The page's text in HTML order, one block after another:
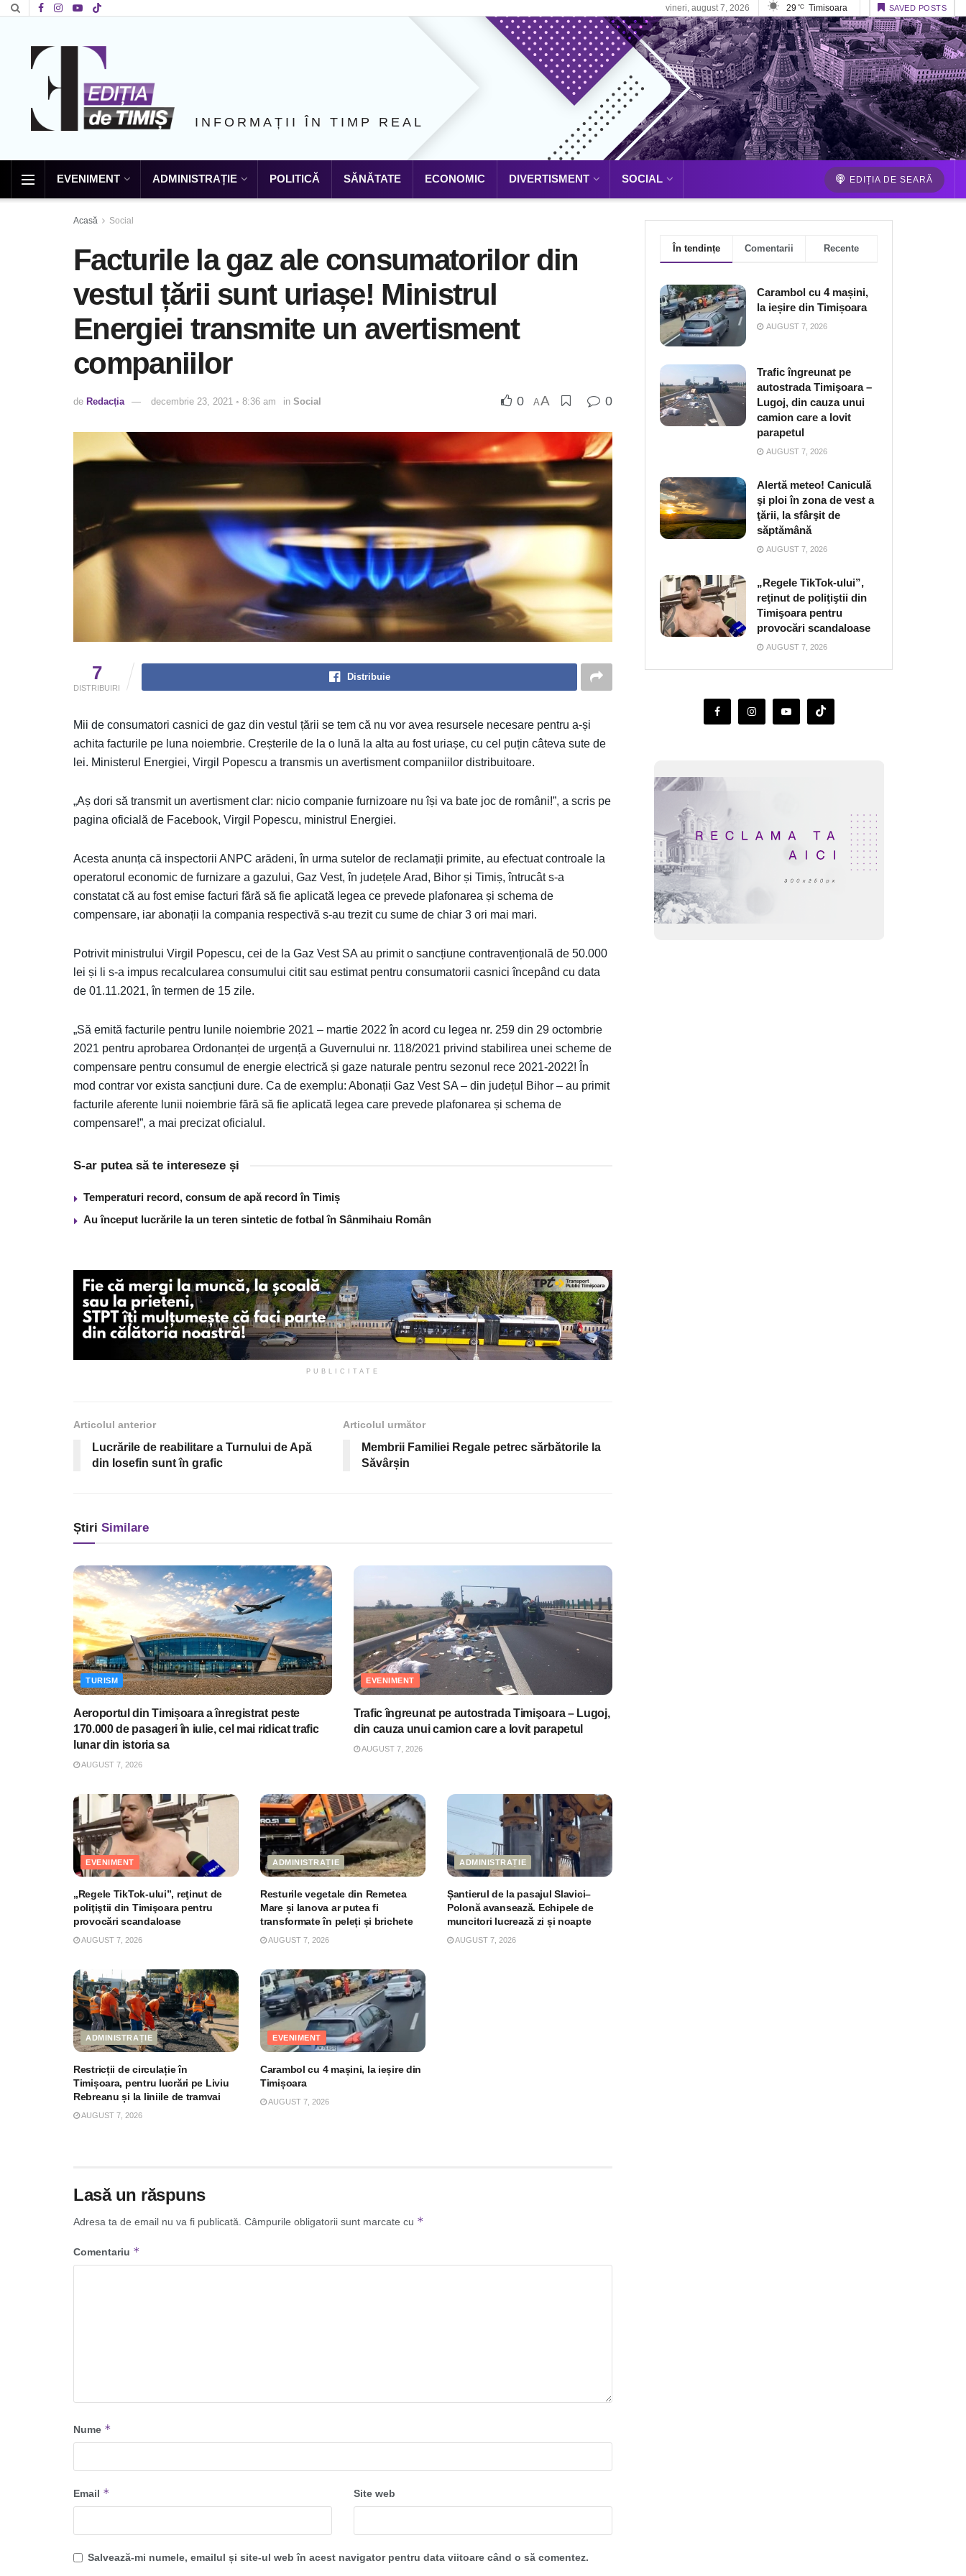
vineri, august 7, 2026 29 °C Timisoara SAVED POSTS
INFORMAȚII ÎN TIMP REAL
EVENIMENT ADMINISTRAȚIE POLITICĂ SĂNĂTATE ECONOMIC DIVERTISMENT SOCIAL EDIȚIA DE SEARĂ
Acasă Social
Facturile la gaz ale consumatorilor din
vestul țării sunt uriașe! Ministrul
Energiei transmite un avertisment
companiilor
de Redacția decembrie 23, 2021 ◦ 8:36 am in Social 0 AA 0
7
DISTRIBUIRI
Distribuie
Mii de consumatori casnici de gaz din vestul țării se tem că nu vor avea resursele necesare pentru a-și
achita facturile pe luna noiembrie. Creșterile de la o lună la alta au fost uriașe, cu cel puțin câteva sute de
lei. Ministerul Energiei, Virgil Popescu a transmis un avertisment companiilor distribuitoare.
„Aș dori să transmit un avertisment clar: nicio companie furnizoare nu își va bate joc de români!”, a scris pe
pagina oficială de Facebook, Virgil Popescu, ministrul Energiei.
Acesta anunța că inspectorii ANPC arădeni, în urma sutelor de reclamații primite, au efectuat controale la
operatorul economic de furnizare a gazului, Gaz Vest, în județele Arad, Bihor și Timiș, întrucât s-a
constatat că au fost emise facturi fără să fie aplicată legea ce prevede plafonarea și schema de
compensare, iar abonații la compania respectivă s-au trezit cu sume de chiar 3 ori mai mari.
Potrivit ministrului Virgil Popescu, cei de la Gaz Vest SA au primit o sancțiune contravențională de 50.000
lei și li s-a impus recalcularea consumului citit sau estimat pentru consumatorii casnici începând cu data
de 01.11.2021, în termen de 15 zile.
„Să emită facturile pentru lunile noiembrie 2021 – martie 2022 în acord cu legea nr. 259 din 29 octombrie
2021 pentru aprobarea Ordonanței de urgență a Guvernului nr. 118/2021 privind stabilirea unei scheme de
compensare pentru consumul de energie electrică și gaze naturale pentru sezonul rece 2021-2022! În
mod contrar vor exista sancțiuni dure. Ca de exemplu: Abonații Gaz Vest SA – din județul Bihor – au primit
facturile aferente lunii noiembrie fără să fie aplicată legea care prevede plafonarea și schema de
compensare!”, a mai precizat oficialul.
S-ar putea să te intereseze și
Temperaturi record, consum de apă record în Timiș
Au început lucrările la un teren sintetic de fotbal în Sânmihaiu Român
PUBLICITATE
Articolul anterior
Lucrările de reabilitare a Turnului de Apă
din Iosefin sunt în grafic
Articolul următor
Membrii Familiei Regale petrec sărbătorile la
Săvârșin
Știri Similare
TURISM
Aeroportul din Timișoara a înregistrat peste
170.000 de pasageri în iulie, cel mai ridicat trafic
lunar din istoria sa
AUGUST 7, 2026
EVENIMENT
Trafic îngreunat pe autostrada Timişoara – Lugoj,
din cauza unui camion care a lovit parapetul
AUGUST 7, 2026
EVENIMENT
„Regele TikTok-ului”, reţinut de
poliţiştii din Timişoara pentru
provocări scandaloase
AUGUST 7, 2026
ADMINISTRAȚIE
Resturile vegetale din Remetea
Mare și Ianova ar putea fi
transformate în peleți și brichete
AUGUST 7, 2026
ADMINISTRAȚIE
Șantierul de la pasajul Slavici–
Polonă avansează. Echipele de
muncitori lucrează zi și noapte
AUGUST 7, 2026
ADMINISTRAȚIE
Restricții de circulație în
Timișoara, pentru lucrări pe Liviu
Rebreanu și la liniile de tramvai
AUGUST 7, 2026
EVENIMENT
Carambol cu 4 mașini, la ieșire din
Timișoara
AUGUST 7, 2026
Lasă un răspuns
Adresa ta de email nu va fi publicată. Câmpurile obligatorii sunt marcate cu *
Comentariu *
Nume *
Email * Site web
Salvează-mi numele, emailul și site-ul web în acest navigator pentru data viitoare când o să comentez.
În tendințe Comentarii Recente
Carambol cu 4 mașini,
la ieșire din Timișoara
AUGUST 7, 2026
Trafic îngreunat pe
autostrada Timişoara –
Lugoj, din cauza unui
camion care a lovit
parapetul
AUGUST 7, 2026
Alertă meteo! Caniculă
şi ploi în zona de vest a
ţării, la sfârşit de
săptămână
AUGUST 7, 2026
„Regele TikTok-ului”,
reţinut de poliţiştii din
Timişoara pentru
provocări scandaloase
AUGUST 7, 2026